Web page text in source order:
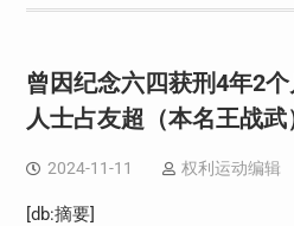
曾因纪念六四获刑4年2
人士占友超（本名王战
2024-11-11 权利运动编辑
[db:摘要]